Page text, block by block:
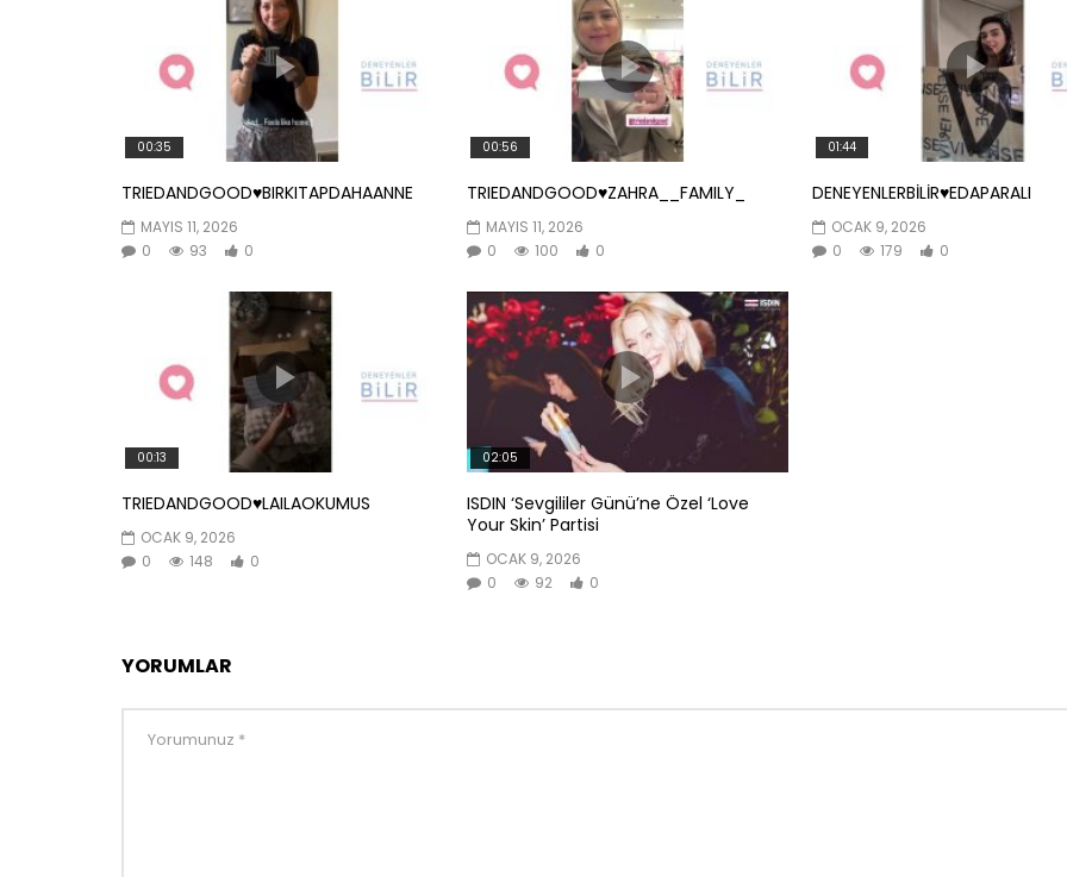
00:35
TRIEDANDGOOD♥️BIRKITAPDAHAANNE
MAYIS 11, 2026
0
93 0
00:56
TRIEDANDGOOD♥️ZAHRA__FAMILY_
MAYIS 11, 2026
0
100 0
01:44
DENEYENLERBİLİR♥️EDAPARALI
OCAK 9, 2026
0
179 0
00:13
TRIEDANDGOOD♥️LAILAOKUMUS
OCAK 9, 2026
0
148 0
02:05
ISDIN ‘Sevgililer Günü’ne Özel ‘Love
Your Skin’ Partisi
OCAK 9, 2026
0
92 0
YORUMLAR